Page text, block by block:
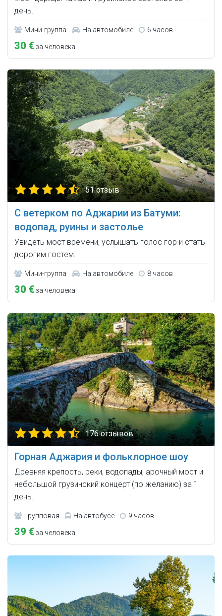
день.
Мини-группа На автомобиле 6 часов
30 €за человека
51 отзыв
С ветерком по Аджарии из Батуми:
водопад, руины и застолье
Увидеть мост времени, услышать голос гор и стать
дорогим гостем.
Мини-группа На автомобиле 8 часов
30 €за человека
176 отзывов
Горная Аджария и фольклорное шоу
Древняя крепость, реки, водопады, арочный мост и
небольшой грузинский концерт (по желанию) за 1
день.
Групповая На автобусе 9 часов
39 €за человека